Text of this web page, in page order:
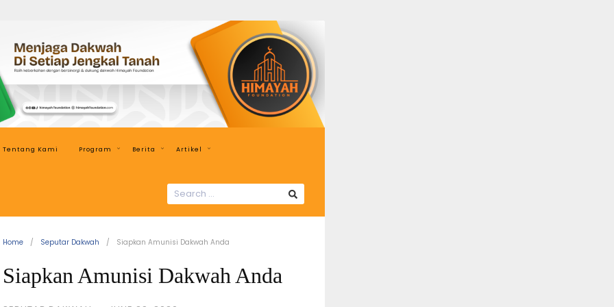
Himayah
Foundation
Menjaga
Dakwah
di
Setiap
Jengkal
Tentang Kami Program Berita Artikel
FOR:
Home Seputar Dakwah Siapkan Amunisi Dakwah Anda
Siapkan Amunisi Dakwah Anda